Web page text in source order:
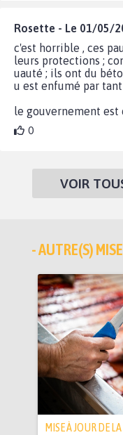
Rosette - Le 01/05/
c'est horrible , ces
leurs protections ;
uauté ; ils ont du
u est enfumé par
le gouvernement est
0
VOIR
- AUTRE(S)
MISE À JOUR DE